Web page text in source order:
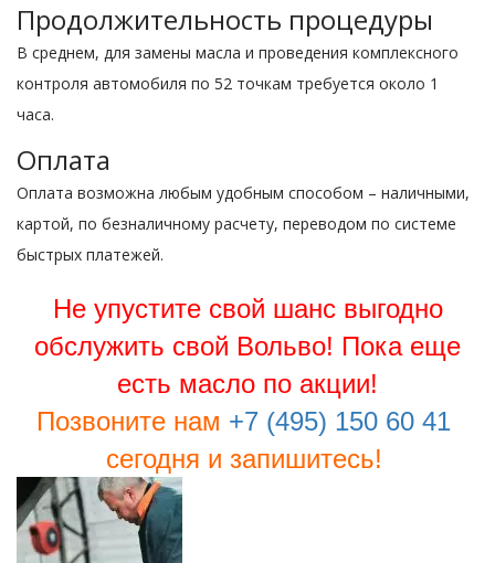
Продолжительность процедуры
В среднем, для замены масла и проведения комплексного
контроля автомобиля по 52 точкам требуется около 1
часа.
Оплата
Оплата возможна любым удобным способом – наличными,
картой, по безналичному расчету, переводом по системе
быстрых платежей.
Не упустите свой шанс выгодно
обслужить свой Вольво! Пока еще
есть масло по акции!
Позвоните нам +7 (495) 150 60 41
сегодня и запишитесь!